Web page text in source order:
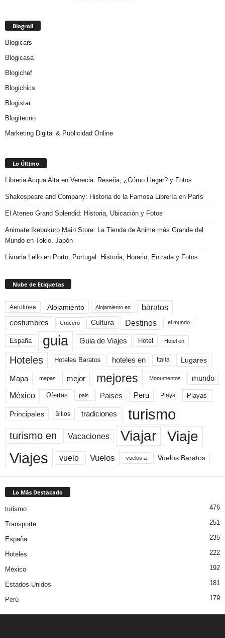
Blogroll
Blogicars
Blogicasa
Blogichef
Blogichics
Blogistar
Blogitecno
Marketing Digital & Publicidad Online
Lo Último
Libreria Acqua Alta en Venecia: Reseña, ¿Cómo Llegar? y Fotos
Shakespeare and Company: Historia de la Famosa Librería en París
El Ateneo Grand Splendid: Historia, Ubicación y Fotos
Animate Ikebukuro Main Store: La Tienda de Anime más Grande del
Mundo en Tokio, Japón
Livraria Lello en Porto, Portugal: Historia, Horario, Entrada y Fotos
Nube de Etiquetas
Aerolinea Alojamiento Alojamiento en baratos
costumbres Crucero Cultura Destinos el mundo
España guia Guia de Viajes Hotel Hotel en
Hoteles Hoteles Baratos hoteles en Italia Lugares
Mapa mapas mejor mejores Monumentos mundo
México Ofertas pais Paises Peru Playa Playas
Principales Sitios tradiciones turismo
turismo en Vacaciones Viajar Viaje
Viajes vuelo Vuelos vuelos a Vuelos Baratos
Lo Más Destacado
turismo 476
Transporte 251
España 235
Hoteles 222
México 192
Estados Unidos 181
Perú 179